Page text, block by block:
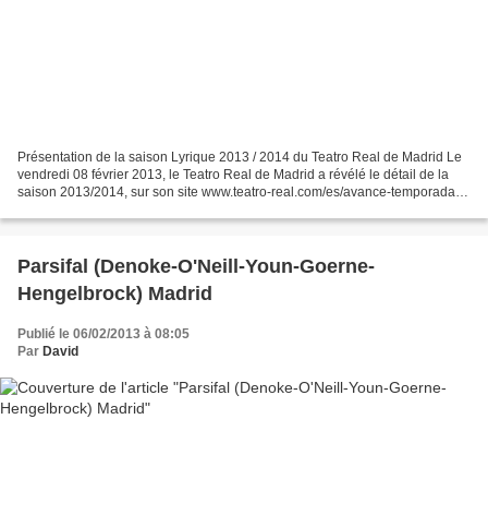
Présentation de la saison Lyrique 2013 / 2014 du Teatro Real de Madrid Le
vendredi 08 février 2013, le Teatro Real de Madrid a révélé le détail de la
saison 2013/2014, sur son site www.teatro-real.com/es/avance-temporada.
Parsifal (Denoke-O'Neill-Youn-Goerne-
Hengelbrock) Madrid
Publié le 06/02/2013 à 08:05
Par David